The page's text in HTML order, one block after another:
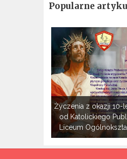
Popularne
Życzenia z okazji 10-
od Katolickiego
Liceum